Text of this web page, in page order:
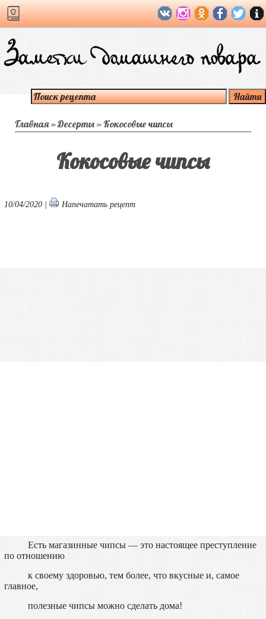
Главная»Десерты»Кокосовые чипсы
Кокосовые чипсы
10/04/2020 | Напечатать рецепт
Есть магазинные чипсы — это настоящее преступление
по отношению
к своему здоровью, тем более, что вкусные и, самое
главное,
полезные чипсы можно сделать дома!